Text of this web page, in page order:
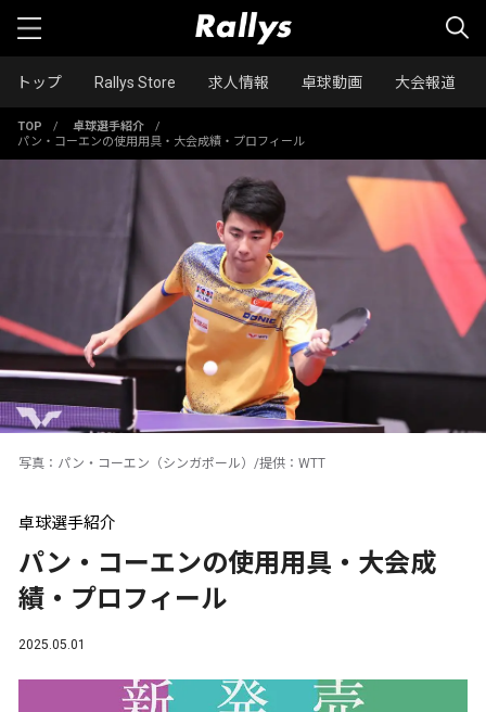
トップ Rallys Store 求人情報 卓球動画 大会報道
TOP / 卓球選手紹介
/
パン・コーエンの使用用具・大会成績・プロフィール
写真：パン・コーエン（シンガポール）/提供：WTT
卓球選手紹介
パン・コーエンの使用用具・大会成
績・プロフィール
2025.05.01